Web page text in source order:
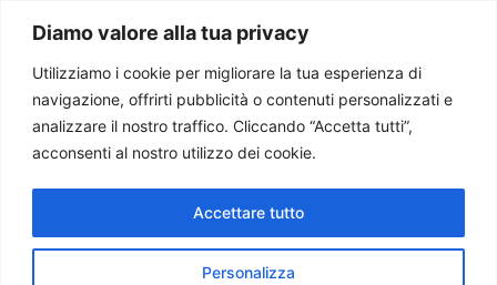
Diamo valore alla tua privacy
Utilizziamo i cookie per migliorare la tua esperienza di
navigazione, offrirti pubblicità o contenuti personalizzati e
analizzare il nostro traffico. Cliccando “Accetta tutti”,
acconsenti al nostro utilizzo dei cookie.
Personalizza
Accettare tutto
Paolo Ondarza
Tag:spirito santo
Al via l’Anno della Fede